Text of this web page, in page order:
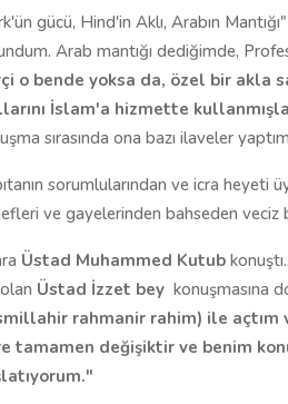
gücü, Hind'in Aklı, Arabın
Arab mantığı dediğimde,
o bende yoksa da, özel bir akla
İslam'a hizmette
sırasında ona bazı ilaveler
sorumlularından ve icra heyeti
ve gayelerinden bahseden veciz
Üstad Muhammed Kutub
Üstad İzzet bey konuşmasına
rahmanir rahim) ile
tamamen değişiktir ve benim